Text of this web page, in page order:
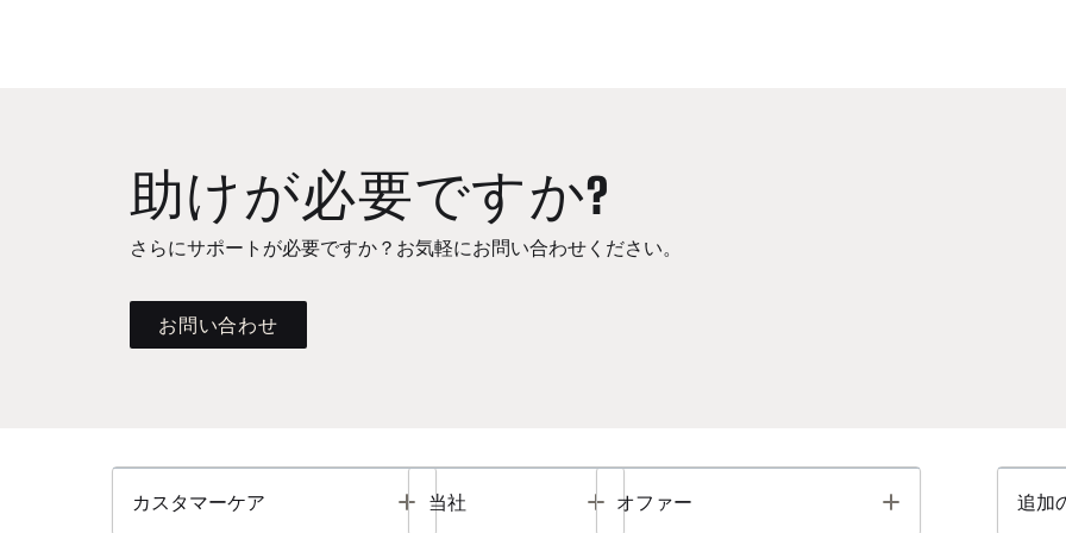
助けが必要ですか?
さらにサポートが必要ですか？お気軽にお問い合わせください。
お問い合わせ
カスタマーケア Toggle
当社 Toggle
オファー Toggle 追加